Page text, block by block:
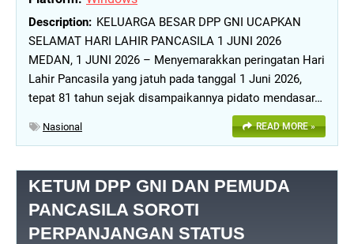
KELUARGA BESAR DPP GNI UCAPKAN
SELAMAT HARI LAHIR PANCASILA 1 JUNI 2026
MEDAN, 1 JUNI 2026 – Menyemarakkan peringatan Hari
Lahir Pancasila yang jatuh pada tanggal 1 Juni 2026,
tepat 81 tahun sejak disampaikannya pidato mendasar…
Nasional READ MORE »
KETUM DPP GNI DAN PEMUDA
PANCASILA SOROTI
PERPANJANGAN STATUS